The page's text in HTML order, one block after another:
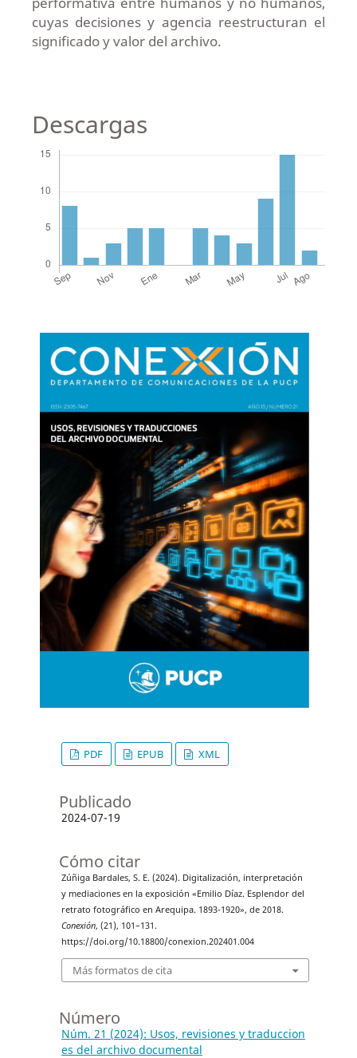
cuyas decisiones y agencia reestructuran el
significado y valor del archivo.
Descargas
PDF EPUB XML
Publicado
2024-07-19
Cómo citar
Zúñiga Bardales, S. E. (2024). Digitalización, interpretación
y mediaciones en la exposición «Emilio Díaz. Esplendor del
retrato fotográfico en Arequipa. 1893-1920», de 2018.
Conexión, (21), 101–131.
https://doi.org/10.18800/conexion.202401.004
Más formatos de cita
Número
Núm. 21 (2024): Usos, revisiones y traduccion
es del archivo documental